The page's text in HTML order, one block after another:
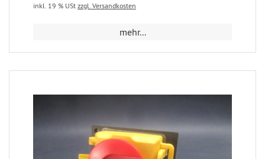
inkl. 19 % USt zzgl. Versandkosten
mehr...